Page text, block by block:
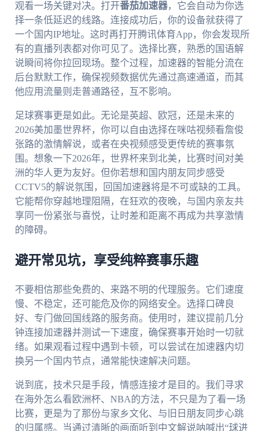
观看一场关键对决。打开番茄加速器，它会自动为你选
择一条低延迟的线路。连接成功后，你的设备就获得了
一个国内IP地址。这时再打开腾讯体育App，你会发现所
有的直播列表都对你可见了。选择比赛，熟悉的国语解
说瞬间将你拉回现场。整个过程，加速器的智能分流在
后台默默工作，确保视频数据优先通过高速通道，而其
他应用流量则走普通路径，互不影响。
足球赛事更是如此。无论是英超、欧冠，还是未来的
2026美加墨世界杯，你可以自由选择在咪咕视频看詹俊
张路的激情解说，或者在央视频感受更传统的赛事氛
围。想象一下2026年，世界杯来到北美，比赛时间对美
洲的华人更为友好。但你若想和国内朋友同步感受
CCTV5的解说氛围，回国加速器将是不可或缺的工具。
它能帮你穿越地理阻隔，在狂欢的夜晚，与国内亲友共
享同一份紧张与喜悦，让时差和距离不再成为共享激情
的障碍。
避开常见坑，享受纯粹赛事乐趣
不要相信那些免费的、来路不明的代理服务。它们速度
慢、不稳定，还可能危及你的网络安全。选择口碑良
好、专门做回国线路的服务商。使用时，建议提前几分
钟连接加速器并测试一下速度，确保赛事开始时一切就
绪。如果观看过程中遇到卡顿，可以尝试在加速器内切
换另一个国内节点，通常能快速解决问题。
说到底，技术只是手段，情感连接才是目的。我们寻求
在海外怎么看欧洲杯、NBA的方法，不只是为了看一场
比赛，更是为了那份与家乡文化、与旧日朋友同步心跳
的归属感。当通过清晰的画面听到中文解说呐喊出“球进